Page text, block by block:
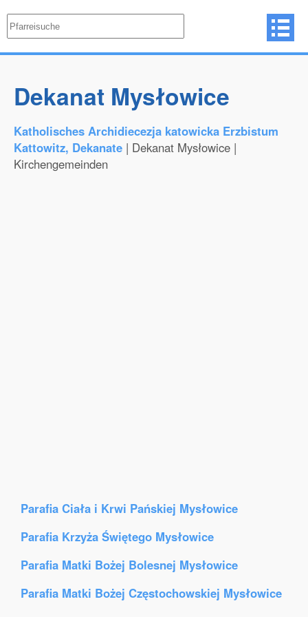
Dekanat Mysłowice
Katholisches Archidiecezja katowicka Erzbistum
Kattowitz, Dekanate | Dekanat Mysłowice |
Kirchengemeinden
Parafia Ciała i Krwi Pańskiej Mysłowice
Parafia Krzyża Świętego Mysłowice
Parafia Matki Bożej Bolesnej Mysłowice
Parafia Matki Bożej Częstochowskiej Mysłowice